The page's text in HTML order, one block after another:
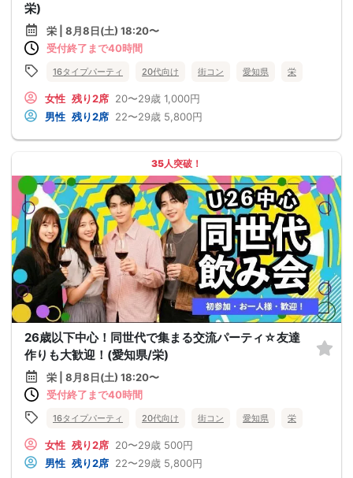
栄)
栄 | 8月8日(土) 18:20〜
受付終了まで40時間
16タイプパーティ 20代向け 街コン 愛知県 栄
女性 残り2席 20〜29歳 1,000円
男性 残り2席 22〜29歳 5,800円
35人突破！
26歳以下中心！同世代で集まる交流パーティ☆友達
作りも大歓迎！(愛知県/栄)
栄 | 8月8日(土) 18:20〜
受付終了まで40時間
16タイプパーティ 20代向け 街コン 愛知県 栄
女性 残り2席 20〜29歳 500円
男性 残り2席 22〜29歳 5,800円